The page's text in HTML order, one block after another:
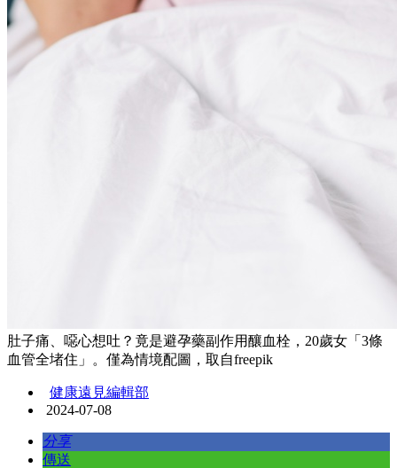
肚子痛、噁心想吐？竟是避孕藥副作用釀血栓，20歲女「3條
血管全堵住」。僅為情境配圖，取自freepik
健康遠見編輯部
2024-07-08
分享
傳送